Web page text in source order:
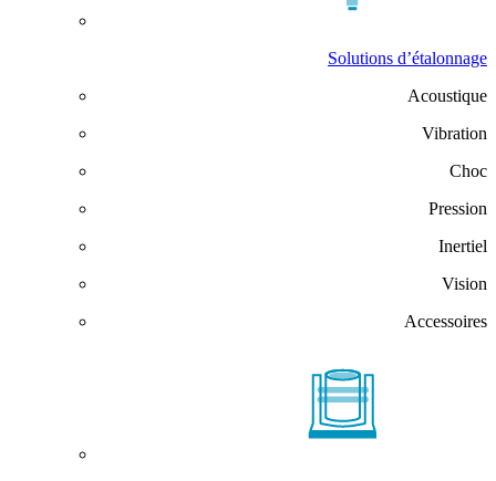
Solutions d’étalonnage
Acoustique
Vibration
Choc
Pression
Inertiel
Vision
Accessoires